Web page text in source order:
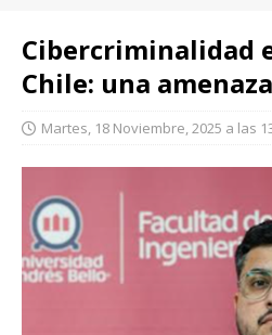
Cibercriminalidad
Chile: una
Martes, 18 Noviembre, 2025 a las